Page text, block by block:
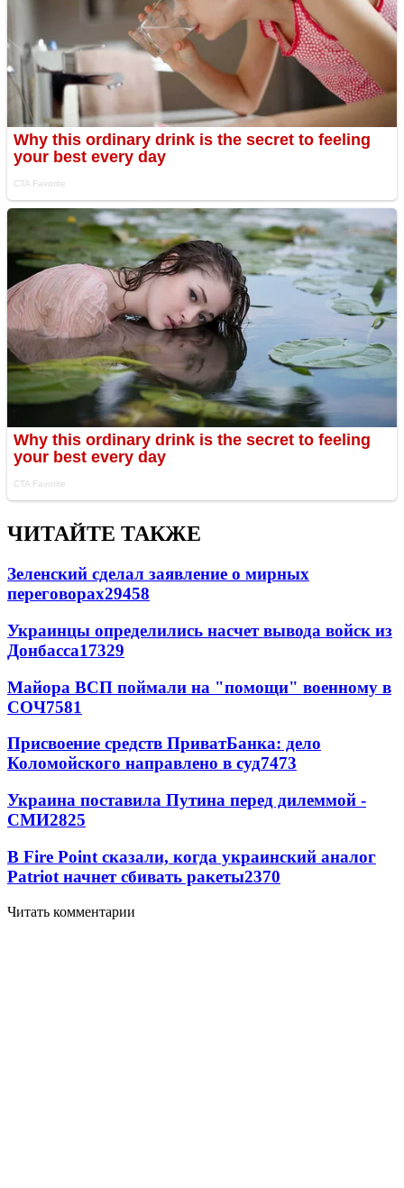
ЧИТАЙТЕ ТАКЖЕ
Зеленский сделал заявление о мирных
переговорах29458
Украинцы определились насчет вывода войск из
Донбасса17329
Майора ВСП поймали на "помощи" военному в
СОЧ7581
Присвоение средств ПриватБанка: дело
Коломойского направлено в суд7473
Украина поставила Путина перед дилеммой -
СМИ2825
В Fire Point сказали, когда украинский аналог
Patriot начнет сбивать ракеты2370
Читать комментарии